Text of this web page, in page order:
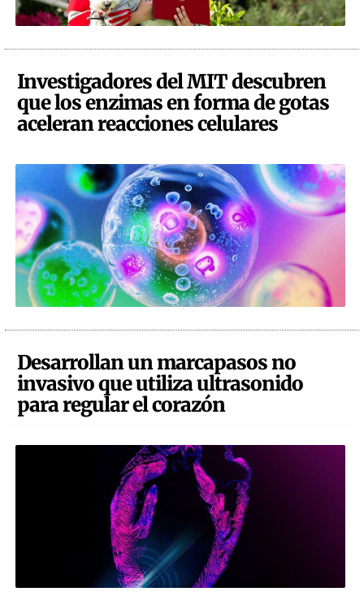
Investigadores del MIT descubren
que los enzimas en forma de gotas
aceleran reacciones celulares
Desarrollan un marcapasos no
invasivo que utiliza ultrasonido
para regular el corazón